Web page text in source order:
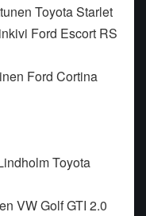
Toyota Starlet
Ford Escort RS
Ford Cortina
Toyota
VW Golf GTI 2.0